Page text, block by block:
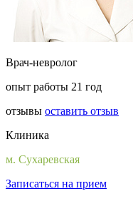
Врач-невролог
опыт работы 21 год
отзывы оставить отзыв
Клиника
м. Сухаревская
Записаться на прием